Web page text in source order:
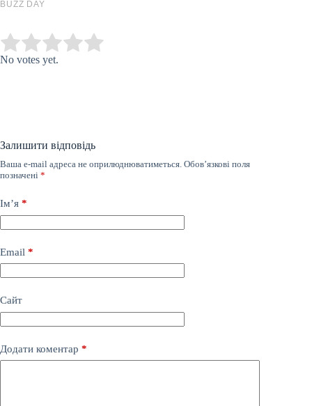
Rate this item:
No votes yet.
Залишити відповідь
Ваша e-mail адреса не оприлюднюватиметься. Обов’язкові поля
позначені *
Ім’я *
Email *
Сайт
Додати коментар *